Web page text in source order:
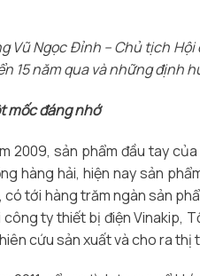
Vũ Ngọc Đỉnh – Chủ tịch
15 năm qua và những định
mốc đáng nhớ
2009, sản phẩm đầu tay
hàng hải, hiện nay sản
có tới hàng trăm ngàn sản
công ty thiết bị điện Vinakip,
cứu sản xuất và cho ra thị